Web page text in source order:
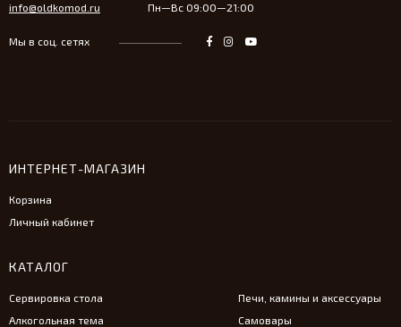
info@oldkomod.ru Пн—Вс 09:00—21:00
Мы в соц. сетях
ИНТЕРНЕТ-МАГАЗИН
Корзина
Личный кабинет
КАТАЛОГ
Сервировка стола
Алкогольная тема
Печи, камины и аксессуары
Самовары